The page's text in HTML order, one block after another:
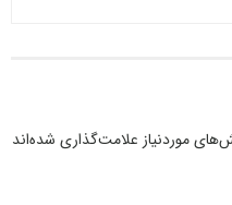
موردنیاز علامت‌گذاری شده‌اند